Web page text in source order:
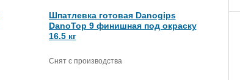
Шпатлевка готовая Danogips
DanoTop 9 финишная под окраску
16.5 кг
Снят с производства